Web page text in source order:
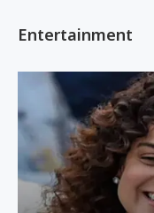
Entertainment